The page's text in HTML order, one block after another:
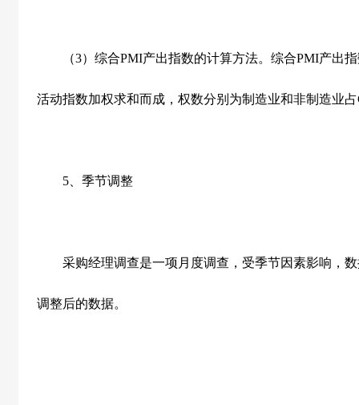
（3）综合PMI产出指数的计算方法。综合PMI产出
活动指数加权求和而成，权数分别为制造业和非制造业占
5 、季节调整
采购经理调查是一项月度调查，受季节因素影响，数
调整后的数据。